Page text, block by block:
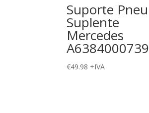
Suporte Pneu
Suplente
Mercedes
A6384000739
€49.98 +IVA